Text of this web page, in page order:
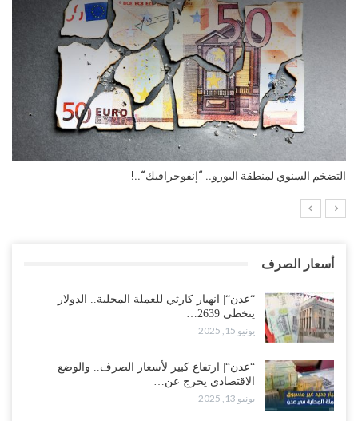
التضخم السنوي لمنطقة اليورو.. “إنفوجرافيك“..!
أسعار الصرف
“عدن“| انهيار كارثي للعملة المحلية.. الدولار
يتخطى 2639…
يونيو 15, 2025
“عدن“| ارتفاع كبير لأسعار الصرف.. والوضع
الاقتصادي يخرج عن…
يونيو 13, 2025